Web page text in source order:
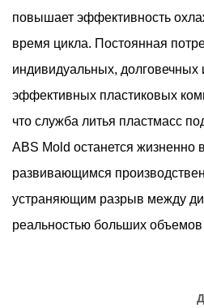
повышает эффективность
время цикла. Постоянная
индивидуальных, долговечных
эффективных пластиковых
что служба литья пластмасс
ABS Mold останется жизненно
развивающимся
устраняющим разрыв между
реальностью больших